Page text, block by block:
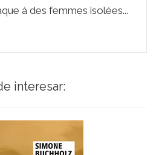
à des femmes isolées...
interesar: